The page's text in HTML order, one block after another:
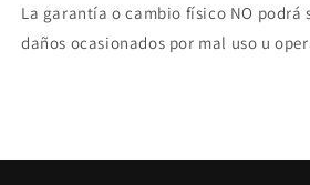
La garantía o cambio físico NO podrá
daños ocasionados por mal uso u